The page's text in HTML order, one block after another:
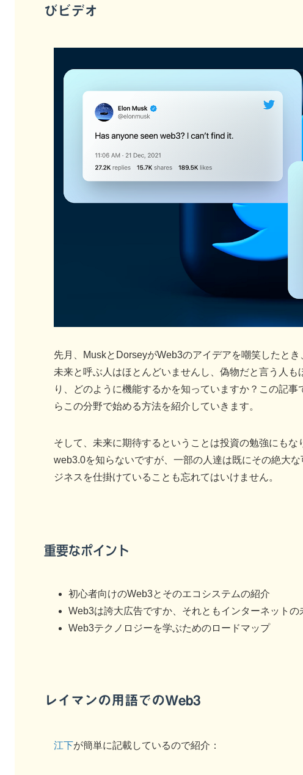
びビデオ
先月、MuskとDorseyがWeb3のアイデアを嘲笑したと
未来と呼ぶ人はほとんどいませんし、偽物だと言う人
り、どのように機能するかを知っていますか？この記
らこの分野で始める方法を紹介していきます。
そして、未来に期待するということは投資の勉強にも
web3.0を知らないですが、一部の人達は既にその絶大
ジネスを仕掛けていることも忘れてはいけません。
重要なポイント
初心者向けのWeb3とそのエコシステムの紹介
Web3は誇大広告ですか、それともインターネットの
Web3テクノロジーを学ぶためのロードマップ
レイマンの用語でのWeb3
江下が簡単に記載しているので紹介：